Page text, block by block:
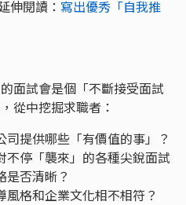
伸閱讀： 寫出優秀「自我推
面試會是個「不斷接受面試
從中挖掘求職者：
司提供哪些「有價值的事」？
不停「襲來」的各種尖銳面試
是否清晰？
風格和企業文化相不相符？